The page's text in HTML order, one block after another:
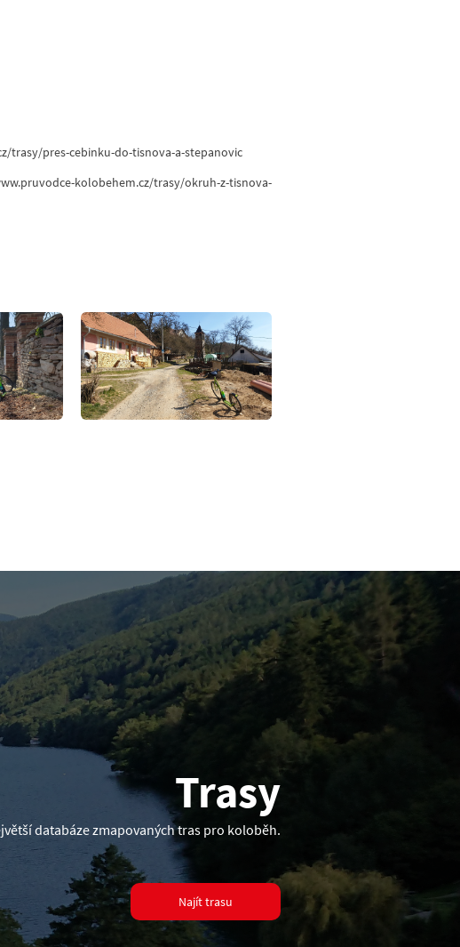
trasy/pres-cebinku-do-tisnova-a-stepanovic
kolobehem.cz/trasy/okruh-z-tisnova-
Trasy
databáze zmapovaných tras pro koloběh.
Najít trasu